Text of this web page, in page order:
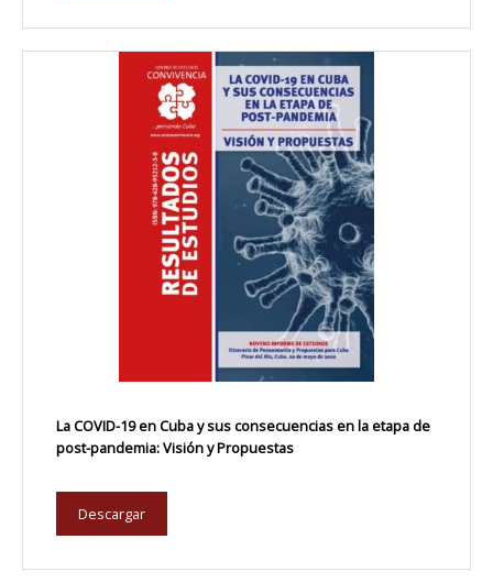
La COVID-19 en Cuba y sus consecuencias en la etapa de
post-pandemia: Visión y Propuestas
Descargar